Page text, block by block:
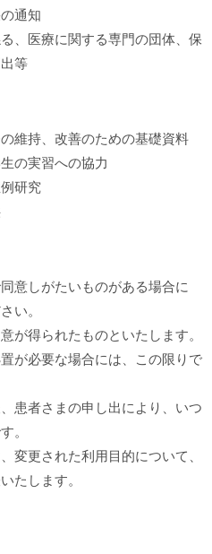
通知
、医療に関する専門の団体、保
等
維持、改善のための基礎資料
の実習への協力
研究
意しがたいものがある場合に
い。
が得られたものといたします。
が必要な場合には、この限りで
患者さまの申し出により、いつ
。
変更された利用目的について、
たします。